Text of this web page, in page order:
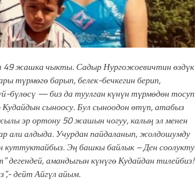
49 жашка чыкты. Садыр Нургожоевичтин өздүк
түрмөгө барып, белек-бечкегин берип,
— биз да туулган күнүн түрмөдөн тосуп
Кудайдын сыноосу. Бул сыноодон өтүп, атабыз
эр ортону 50 жашын чогуу, калың эл менен
али алдыда. Учурдан пайдаланып, жолдошумду
куттуктайбыз. Эң башкы байлык – Ден соолукту
амандыгын күнүгө Кудайдан тилейбиз!
дейт Айгүл айым.